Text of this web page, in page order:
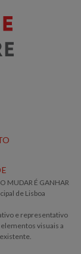
MUDAR É GANHAR
de Lisboa
e representativo
visuais a